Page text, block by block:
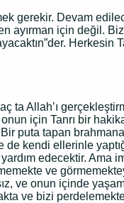
gerekir. Devam
ayırman için değil.
Herkesin
Allah’ı
için Tanrı bir
puta tapan
kendi ellerinle
edecektir. Ama
ve
ve onun içinde
ve bizi